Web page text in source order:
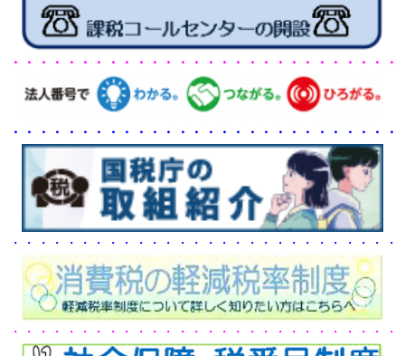
・・・・・・・・・・・・・・・・・・・・・・・・・・・・
・・・・・・・・・・・・・・・・・・・・・・・・・・・・
・・・・・・・・・・・・・・・・・・・・・・・・・・・・
・・・・・・・・・・・・・・・・・・・・・・・・・・・・